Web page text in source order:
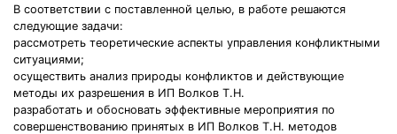
В соответствии с поставленной целью, в работе решаются
следующие задачи:
рассмотреть теоретические аспекты управления конфликтными
ситуациями;
осуществить анализ природы конфликтов и действующие
методы их разрешения в ИП Волков Т.Н.
разработать и обосновать эффективные мероприятия по
совершенствованию принятых в ИП Волков Т.Н. методов